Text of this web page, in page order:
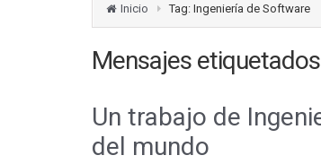
Inicio Tag: Ingeniería de Software
Mensajes etiquetados
Un trabajo de
del mundo